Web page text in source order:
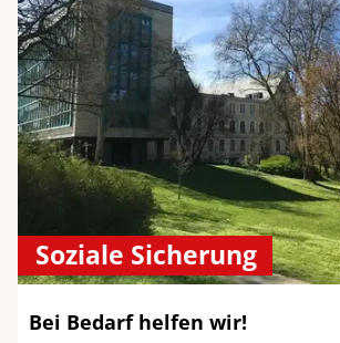
Soziale Sicherung
Bei Bedarf helfen wir!